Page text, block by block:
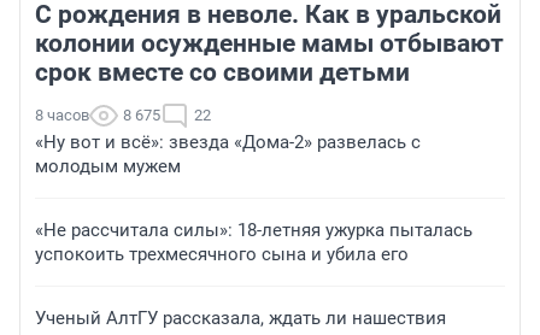
С рождения в неволе. Как в уральской
колонии осужденные мамы отбывают
срок вместе со своими детьми
8 часов 8 675 22
«Ну вот и всё»: звезда «Дома-2» развелась с
молодым мужем
«Не рассчитала силы»: 18-летняя ужурка пыталась
успокоить трехмесячного сына и убила его
Ученый АлтГУ рассказала, ждать ли нашествия